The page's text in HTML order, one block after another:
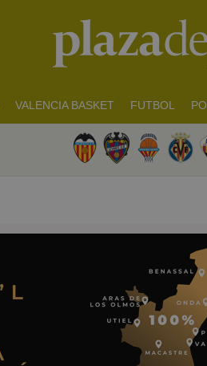
VALENCIA BASKET FUTBOL